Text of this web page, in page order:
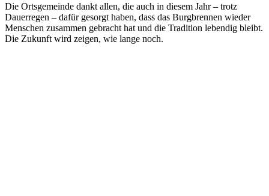
Die Ortsgemeinde dankt allen, die auch in diesem Jahr – trotz
Dauerregen – dafür gesorgt haben, dass das Burgbrennen wieder
Menschen zusammen gebracht hat und die Tradition lebendig bleibt.
Die Zukunft wird zeigen, wie lange noch.